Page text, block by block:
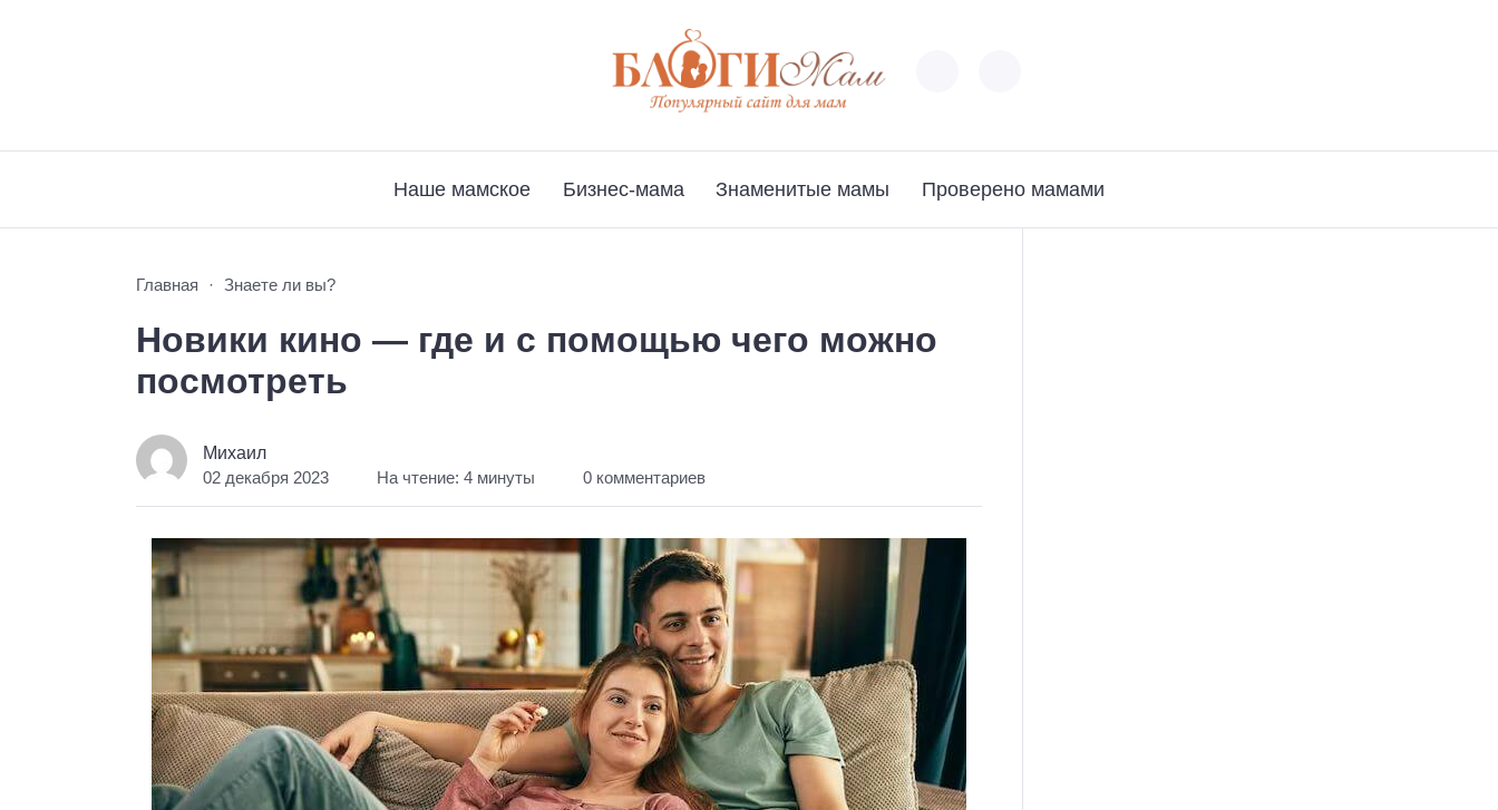
Наше мамское Бизнес-мама Знаменитые мамы Проверено мамами
Главная Знаете ли вы?
Новики кино — где и с помощью чего можно
посмотреть
Михаил
02 декабря 2023 На чтение: 4 минуты 0 комментариев